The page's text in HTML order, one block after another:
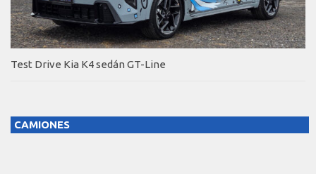
Test Drive Kia K4 sedán GT-Line
CAMIONES